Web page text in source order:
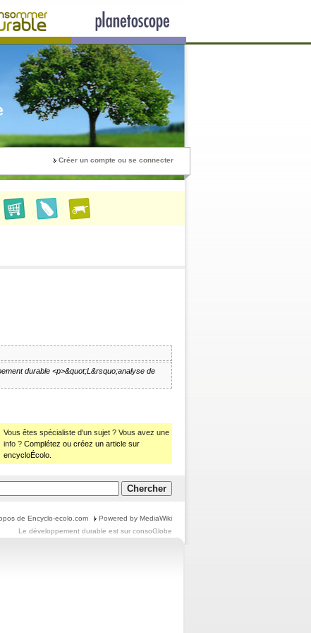
Créer un compte ou se connecter
durable <p>&quot;L&rsquo;analyse de
Vous êtes spécialiste d'un sujet ? Vous avez une
info ? Complétez ou créez un article sur
encycloÉcolo.
de Encyclo-ecolo.com
Powered by MediaWiki
Le développement durable est sur consoGlobe